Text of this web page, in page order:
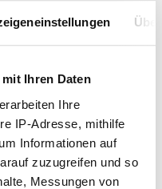
Ihren Daten
Ihre
IP-Adresse, mithilfe
Informationen auf
zuzugreifen und so
Messungen von
MORETTI - 1 Stab
grün